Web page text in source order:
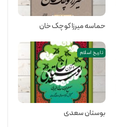
حماسه میرزا کوچک خان
تاریخ اسلام
بوستان سعدی